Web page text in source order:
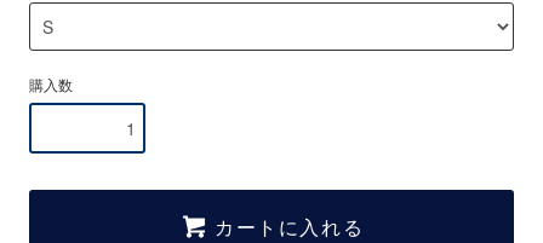
購入数
カートに入れる